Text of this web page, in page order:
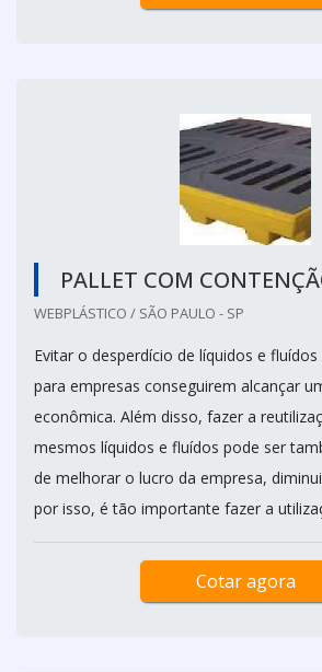
PALLET COM
WEBPLÁSTICO / SÃO PAULO - SP
Evitar o desperdício de líquidos e
para empresas conseguirem alcançar
econômica. Além disso, fazer a
mesmos líquidos e fluídos pode ser
de melhorar o lucro da empresa,
por isso, é tão importante fazer a
Cotar agora